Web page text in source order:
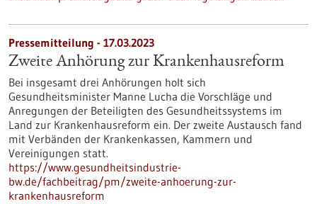
Pressemitteilung - 17.03.2023
Zweite Anhörung zur Krankenhausreform
Bei insgesamt drei Anhörungen holt sich
Gesundheitsminister Manne Lucha die Vorschläge und
Anregungen der Beteiligten des Gesundheitssystems im
Land zur Krankenhausreform ein. Der zweite Austausch fand
mit Verbänden der Krankenkassen, Kammern und
Vereinigungen statt.
https://www.gesundheitsindustrie-
bw.de/fachbeitrag/pm/zweite-anhoerung-zur-
krankenhausreform